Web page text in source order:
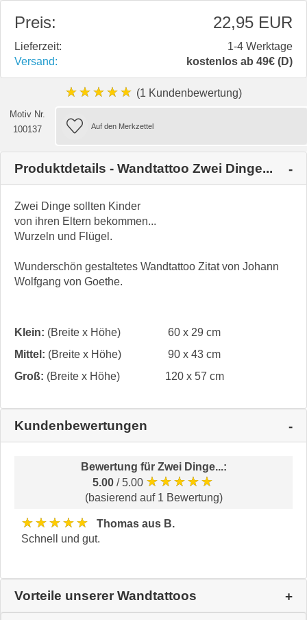
Preis: 22,95 EUR
Lieferzeit:
1-4 Werktage
Versand:
kostenlos ab 49€ (D)
★★★★★ (1 Kundenbewertung)
Motiv Nr.
100137
Produktdetails - Wandtattoo Zwei Dinge...
Zwei Dinge sollten Kinder
von ihren Eltern bekommen...
Wurzeln und Flügel.
Wunderschön gestaltetes Wandtattoo Zitat von Johann
Wolfgang von Goethe.
Klein: (Breite x Höhe)
60 x 29 cm
Mittel: (Breite x Höhe)
90 x 43 cm
Groß: (Breite x Höhe) 120 x 57 cm
Kundenbewertungen
Bewertung für Zwei Dinge...:
5.00 / 5.00 ★★★★★
(basierend auf 1 Bewertung)
★★★★★
Thomas aus B.
Schnell und gut.
Vorteile unserer Wandtattoos